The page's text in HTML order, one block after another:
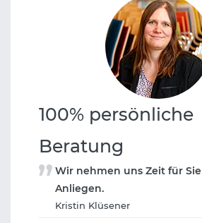
100% persönliche
Beratung
Wir nehmen uns Zeit für
Anliegen.
Kristin Klüsener